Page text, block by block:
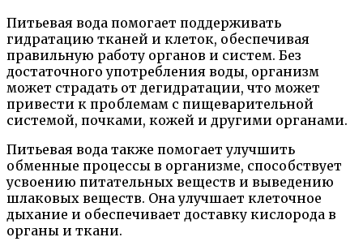
Питьевая вода помогает поддерживать
гидратацию тканей и клеток, обеспечивая
правильную работу органов и систем. Без
достаточного употребления воды, организм
может страдать от дегидратации, что может
привести к проблемам с пищеварительной
системой, почками, кожей и другими органами.
Питьевая вода также помогает улучшить
обменные процессы в организме, способствует
усвоению питательных веществ и выведению
шлаковых веществ. Она улучшает клеточное
дыхание и обеспечивает доставку кислорода в
органы и ткани.